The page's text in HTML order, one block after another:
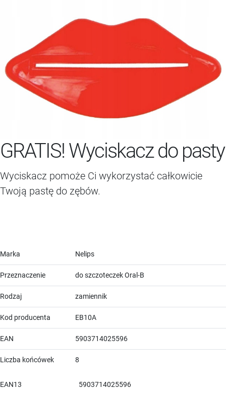
GRATIS! Wyciskacz do pasty
Wyciskacz pomoże Ci wykorzystać całkowicie
Twoją pastę do zębów.
Marka Nelips
Przeznaczenie do szczoteczek Oral-B
Rodzaj zamiennik
Kod producenta EB10A
EAN 5903714025596
Liczba końcówek 8
EAN13 5903714025596